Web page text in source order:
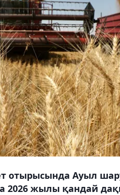
отырысында Ауыл
2026 жылы қандай